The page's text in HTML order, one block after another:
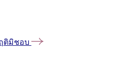
ติมิชอบ